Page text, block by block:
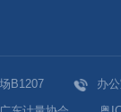
B1207 办